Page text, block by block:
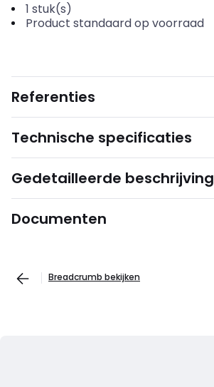
1 stuk(s)
Product standaard op voorraad
Referenties
Technische specificaties
Gedetailleerde beschrijving
Documenten
Breadcrumb bekijken